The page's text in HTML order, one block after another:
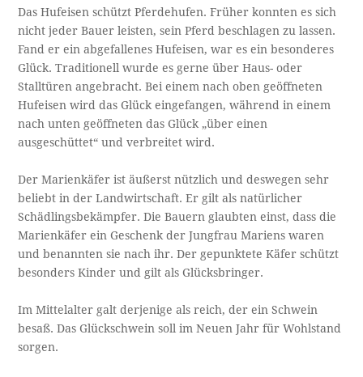
Das Hufeisen schützt Pferdehufen. Früher konnten es sich
nicht jeder Bauer leisten, sein Pferd beschlagen zu lassen.
Fand er ein abgefallenes Hufeisen, war es ein besonderes
Glück. Traditionell wurde es gerne über Haus- oder
Stalltüren angebracht. Bei einem nach oben geöffneten
Hufeisen wird das Glück eingefangen, während in einem
nach unten geöffneten das Glück „über einen
ausgeschüttet“ und verbreitet wird.
Der Marienkäfer ist äußerst nützlich und deswegen sehr
beliebt in der Landwirtschaft. Er gilt als natürlicher
Schädlingsbekämpfer. Die Bauern glaubten einst, dass die
Marienkäfer ein Geschenk der Jungfrau Mariens waren
und benannten sie nach ihr. Der gepunktete Käfer schützt
besonders Kinder und gilt als Glücksbringer.
Im Mittelalter galt derjenige als reich, der ein Schwein
besaß. Das Glückschwein soll im Neuen Jahr für Wohlstand
sorgen.